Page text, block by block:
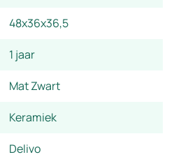
48x36x36,5
1 jaar
Mat Zwart
Keramiek
Delivo